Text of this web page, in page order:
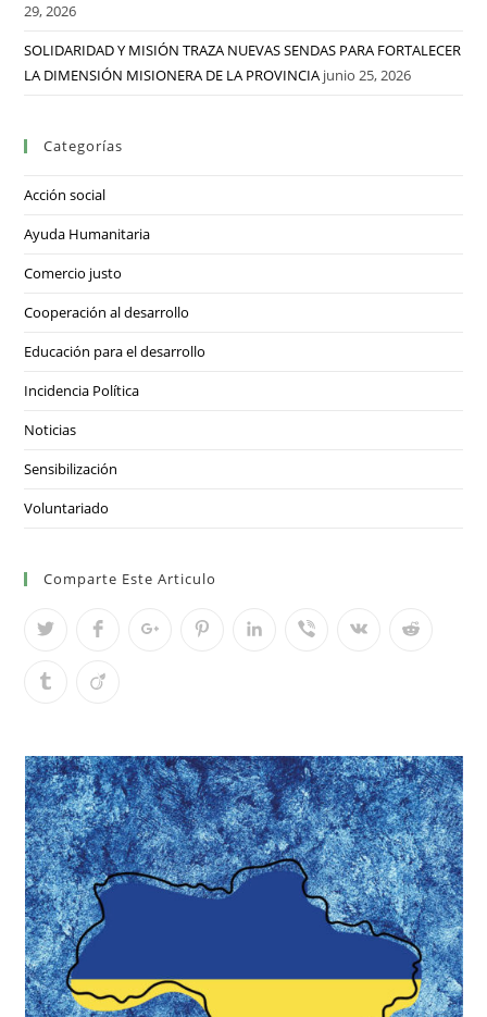
29, 2026
SOLIDARIDAD Y MISIÓN TRAZA NUEVAS SENDAS PARA FORTALECER
LA DIMENSIÓN MISIONERA DE LA PROVINCIA junio 25, 2026
Categorías
Acción social
Ayuda Humanitaria
Comercio justo
Cooperación al desarrollo
Educación para el desarrollo
Incidencia Política
Noticias
Sensibilización
Voluntariado
Comparte Este Articulo